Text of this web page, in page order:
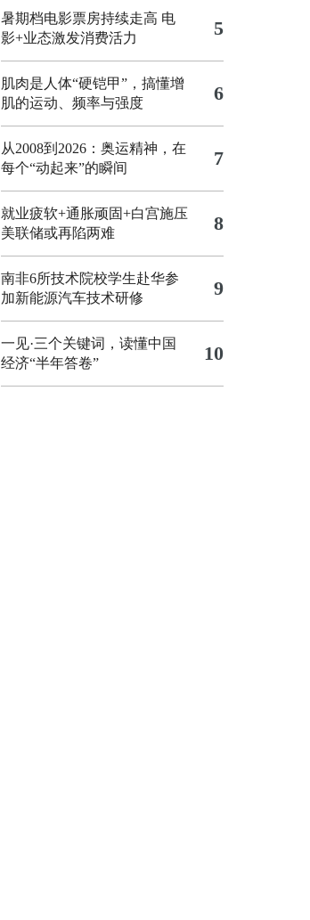
暑期档电影票房持续走高 电
影+业态激发消费活力
5
肌肉是人体“硬铠甲”，搞懂增
肌的运动、频率与强度
6
从2008到2026：奥运精神，在
每个“动起来”的瞬间
7
就业疲软+通胀顽固+白宫施压
美联储或再陷两难
8
南非6所技术院校学生赴华参
加新能源汽车技术研修
9
一见·三个关键词，读懂中国
经济“半年答卷”
10